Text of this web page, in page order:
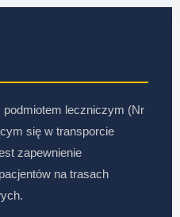
leczniczym (Nr
się w transporcie
zapewnienie
na trasach